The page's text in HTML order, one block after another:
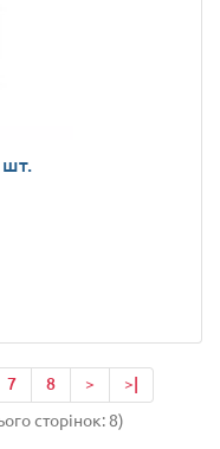
шт.
7 8 >
>|
сторінок: 8)